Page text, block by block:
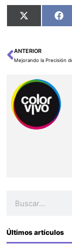
Compartir
en
X
Ant
ANTERIOR
Últimos artículos